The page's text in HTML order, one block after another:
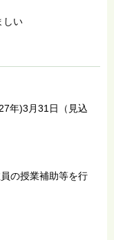
しい
年)3月31日（見込
の授業補助等を行